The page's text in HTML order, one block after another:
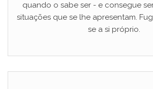
quando o sabe ser - e consegue
situações que se lhe apresentam.
se a si próprio.